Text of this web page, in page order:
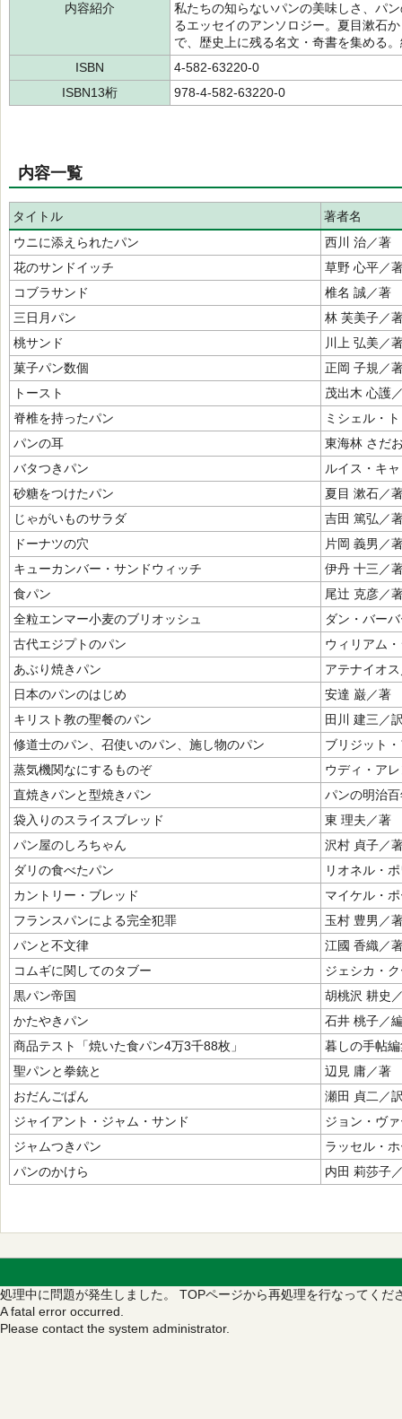
内容紹介
私たちの知らないパンの美味しさ、パ
るエッセイのアンソロジー。夏目漱石
で、歴史上に残る名文・奇書を集める
ISBN
4-582-63220-0
ISBN13桁
978-4-582-63220-0
内容一覧
タイトル
著者名
ウニに添えられたパン
西川 治／著
花のサンドイッチ
草野 心平／
コブラサンド
椎名 誠／著
三日月パン
林 芙美子／
桃サンド
川上 弘美／
菓子パン数個
正岡 子規／
トースト
茂出木 心護
脊椎を持ったパン
ミシェル・
パンの耳
東海林 さだ
バタつきパン
ルイス・キ
砂糖をつけたパン
夏目 漱石／
じゃがいものサラダ
吉田 篤弘／
ドーナツの穴
片岡 義男／
キューカンバー・サンドウィッチ
伊丹 十三／
食パン
尾辻 克彦／
全粒エンマー小麦のブリオッシュ
ダン・バー
古代エジプトのパン
ウィリアム
あぶり焼きパン
アテナイオ
日本のパンのはじめ
安達 巌／著
キリスト教の聖餐のパン
田川 建三／
修道士のパン、召使いのパン、施し物のパン
ブリジット
蒸気機関なにするものぞ
ウディ・ア
直焼きパンと型焼きパン
パンの明治
袋入りのスライスブレッド
東 理夫／著
パン屋のしろちゃん
沢村 貞子／
ダリの食べたパン
リオネル・
カントリー・ブレッド
マイケル・
フランスパンによる完全犯罪
玉村 豊男／
パンと不文律
江國 香織／
コムギに関してのタブー
ジェシカ・
黒パン帝国
胡桃沢 耕史
かたやきパン
石井 桃子／
商品テスト「焼いた食パン4万3千88枚」
暮しの手帖
聖パンと拳銃と
辺見 庸／著
おだんごぱん
瀬田 貞二／
ジャイアント・ジャム・サンド
ジョン・ヴ
ジャムつきパン
ラッセル・
パンのかけら
内田 莉莎子
処理中に問題が発生しました。 TOPページから再処理を行なってくだ
A fatal error occurred.
Please contact the system administrator.